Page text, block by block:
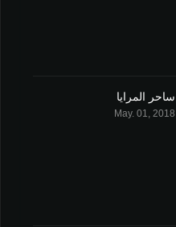
ساحر المرايا
May. 01, 2018